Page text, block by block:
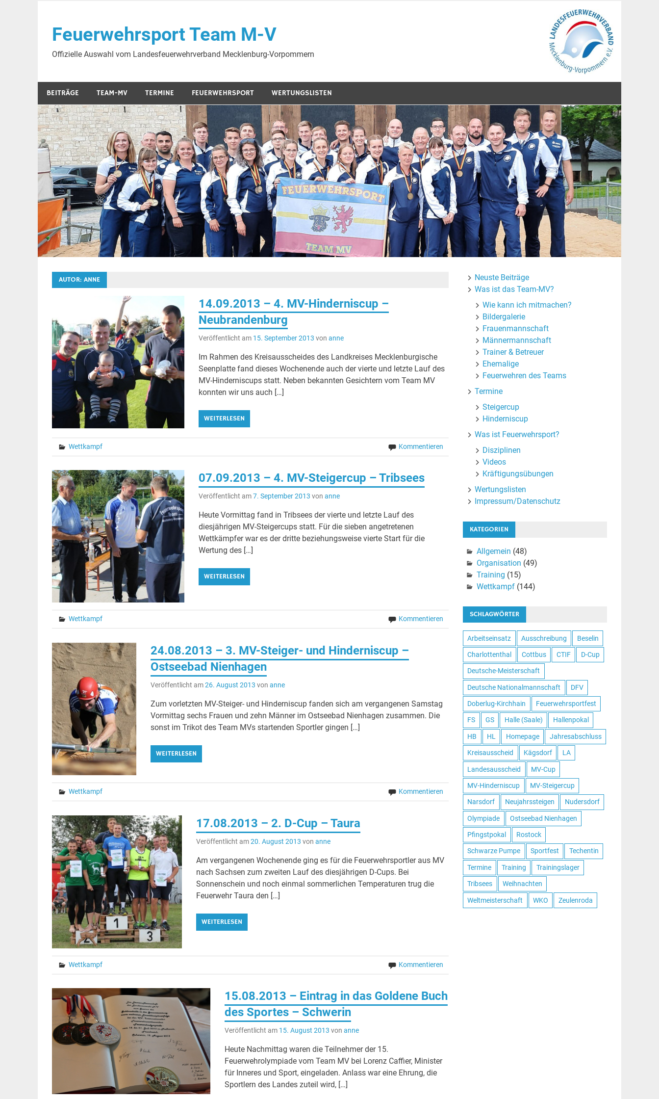
contentFeuerwehrsport Team M-V
Offizielle Auswahl vom Landesfeuerwehrverband Mecklenburg-Vorpommern
BEITRÄGE TEAM-MV TERMINE FEUERWEHRSPORT WERTUNGSLISTEN
AUTOR: ANNE
14.09.2013 – 4. MV-Hinderniscup –
Neubrandenburg
Veröffentlicht am 15. September 2013 von anne
Im Rahmen des Kreisausscheides des Landkreises Mecklenburgische
Seenplatte fand dieses Wochenende auch der vierte und letzte Lauf des
MV-Hinderniscups statt. Neben bekannten Gesichtern vom Team MV
konnten wir uns auch […]
WEITERLESEN
Wettkampf Kommentieren
07.09.2013 – 4. MV-Steigercup – Tribsees
Veröffentlicht am7. September 2013 von anne
Heute Vormittag fand in Tribsees der vierte und letzte Lauf des
diesjährigen MV-Steigercups statt. Für die sieben angetretenen
Wettkämpfer war es der dritte beziehungsweise vierte Start für die
Wertung des […]
WEITERLESEN
Wettkampf Kommentieren
24.08.2013 – 3. MV-Steiger- und Hinderniscup –
Ostseebad Nienhagen
Veröffentlicht am26. August 2013 von anne
Zum vorletzten MV-Steiger- und Hinderniscup fanden sich am vergangenen Samstag
Vormittag sechs Frauen und zehn Männer im Ostseebad Nienhagen zusammen. Die
sonst im Trikot des Team MVs startenden Sportler gingen […]
WEITERLESEN
Wettkampf Kommentieren
17.08.2013 – 2. D-Cup – Taura
Veröffentlicht am20. August 2013 von anne
Am vergangenen Wochenende ging es für die Feuerwehrsportler aus MV
nach Sachsen zum zweiten Lauf des diesjährigen D-Cups. Bei
Sonnenschein und noch einmal sommerlichen Temperaturen trug die
Feuerwehr Taura den […]
WEITERLESEN
Wettkampf Kommentieren
15.08.2013 – Eintrag in das Goldene Buch
des Sportes – Schwerin
Veröffentlicht am 15. August 2013 vonanne
Heute Nachmittag waren die Teilnehmer der 15.
Feuerwehrolympiade vom Team MV bei Lorenz Caffier, Minister
für Inneres und Sport, eingeladen. Anlass war eine Ehrung, die
Sportlern des Landes zuteil wird, […]
Neuste Beiträge
Was ist das Team-MV?
Wie kann ich mitmachen?
Bildergalerie
Frauenmannschaft
Männermannschaft
Trainer & Betreuer
Ehemalige
Feuerwehren des Teams
Termine
Steigercup
Hinderniscup
Was ist Feuerwehrsport?
Disziplinen
Videos
Kräftigungsübungen
Wertungslisten
Impressum/Datenschutz
KATEGORIEN
Allgemein (48)
Organisation (49)
Training (15)
Wettkampf(144)
SCHLAGWÖRTER
Arbeitseinsatz Ausschreibung Beselin
Charlottenthal Cottbus CTIF D-Cup
Deutsche-Meisterschaft
Deutsche Nationalmannschaft DFV
Doberlug-Kirchhain Feuerwehrsportfest
FS GS Halle (Saale) Hallenpokal
HB HL Homepage Jahresabschluss
Kreisausscheid Kägsdorf LA
Landesausscheid MV-Cup
MV-Hinderniscup MV-Steigercup
Narsdorf Neujahrssteigen Nudersdorf
Olympiade Ostseebad Nienhagen
Pfingstpokal Rostock
Schwarze Pumpe Sportfest Techentin
Termine Training Trainingslager
Tribsees Weihnachten
Weltmeisterschaft WKO Zeulenroda